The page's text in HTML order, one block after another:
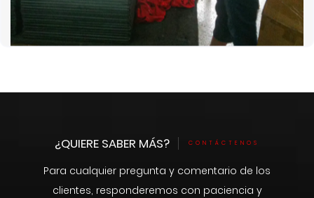
¿QUIERE SABER MÁS? CONTÁCTENOS
Para cualquier pregunta y comentario de los
clientes, responderemos con paciencia y